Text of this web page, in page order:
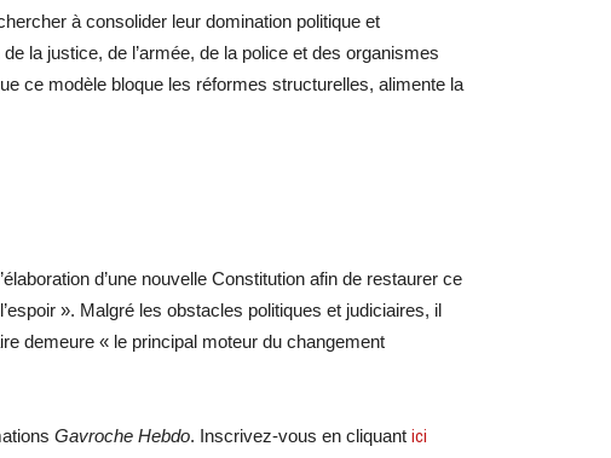
à consolider leur domination politique et
la justice, de l’armée, de la police et des organismes
ce modèle bloque les réformes structurelles, alimente la
d’une nouvelle Constitution afin de restaurer ce
». Malgré les obstacles politiques et judiciaires, il
demeure « le principal moteur du changement
Gavroche Hebdo. Inscrivez-vous en cliquant ici